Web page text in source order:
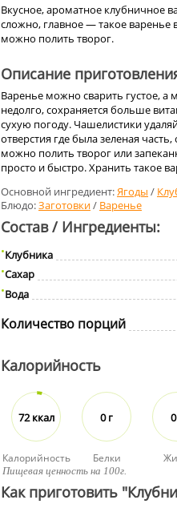
Вкусное, ароматное клубничное
сложно, главное — такое
можно полить творог.
Описание
Варенье можно сварить густое,
недолго, сохраняется больше
сухую погоду. Чашелистики
отверстия где была зеленая
можно полить творог или
просто и быстро. Хранить такое
Основной ингредиент:Ягоды /
Блюдо:Заготовки/ Варенье
Состав / Ингредиенты:
Клубника
Сахар
Вода
Количество порций
Калорийность
72 ккал
Калорийность
0 г
Белки
Пищевая ценность на 100г.
Как приготовить